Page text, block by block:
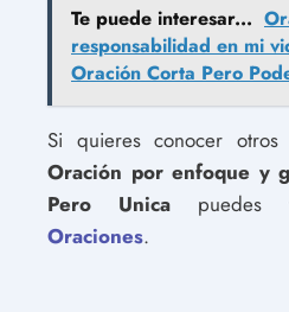
Te puede interesar...
responsabilidad en mi
Oración Corta Pero
Si quieres conocer
Oración por enfoque y
Pero Unica puedes
Oraciones.